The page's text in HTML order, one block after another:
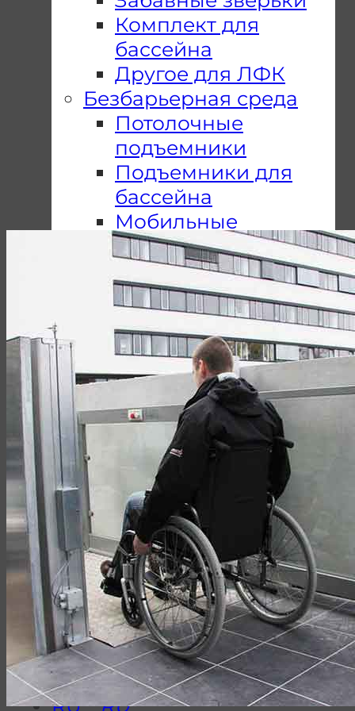
Комплект для
бассейна
Другое для ЛФК
Безбарьерная среда
Потолочные
подъемники
Подъемники для
бассейна
Мобильные
подъемники
Пандусы
Подъемные
платформы
Почему Мы
10 Наших преимуществ
О компании
Наши каталоги
Наши клиенты
Контакты
Искать:
(044)339-95-85
9:00 -18:00
(044)339-95-85
9:00 -18:00
RU